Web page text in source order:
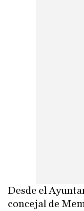
Desde el
concejal de